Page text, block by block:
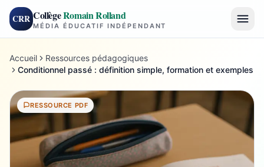
CRR CollègeRomain Rolland
MÉDIA ÉDUCATIF INDÉPENDANT
Accueil
Ressources pédagogiques
Conditionnel passé : définition simple, formation et exemples
RESSOURCE PDF